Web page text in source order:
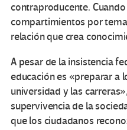
contraproducente.
compartimientos por
relación que crea
A pesar de la insistencia
educación es «preparar a
universidad y las
supervivencia de la
que los ciudadanos